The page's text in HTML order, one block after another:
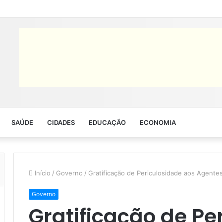
SAÚDE CIDADES EDUCAÇÃO ECONOMIA
Início / Governo / Gratificação de Periculosidade aos
Governo
Gratificação de